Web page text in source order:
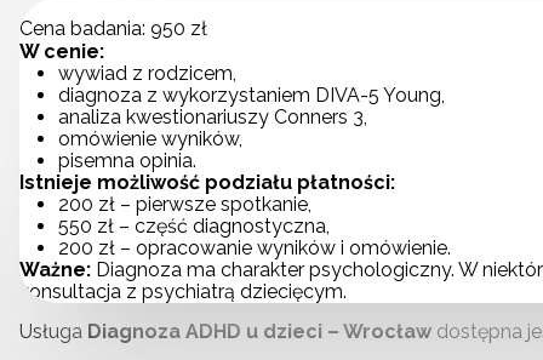
Cena badania: 950 zł
W cenie:
wywiad z rodzicem,
diagnoza z wykorzystaniem DIVA-5 Young,
analiza kwestionariuszy Conners 3,
omówienie wyników,
pisemna opinia.
Istnieje możliwość podziału płatności:
200 zł – pierwsze spotkanie,
550 zł – część diagnostyczna,
200 zł – opracowanie wyników i omówienie.
Ważne: Diagnoza ma charakter psychologiczny. W
konsultacja z psychiatrą dziecięcym.
Usługa Diagnoza ADHD u dzieci – Wrocław dostępna